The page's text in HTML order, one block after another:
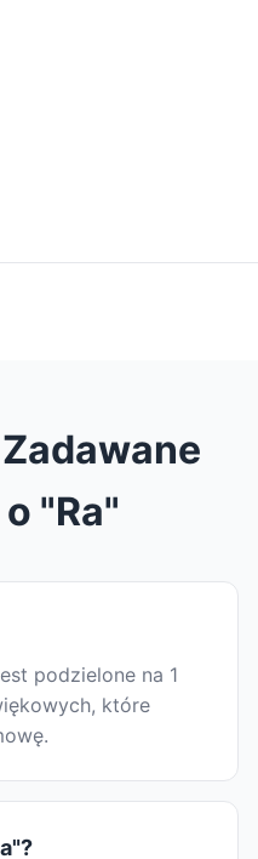
"Ra"
podzielone na 1
które